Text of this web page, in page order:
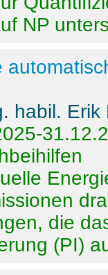
NP
habil. Erik
die
(PI)